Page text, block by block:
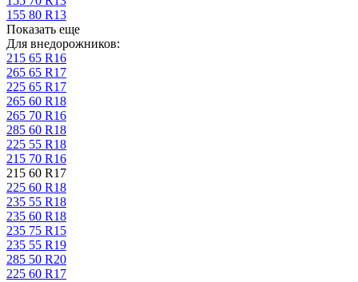
155 80 R13
Показать еще
Для внедорожников:
215 65 R16
265 65 R17
225 65 R17
265 60 R18
265 70 R16
285 60 R18
225 55 R18
215 70 R16
215 60 R17
225 60 R18
235 55 R18
235 60 R18
235 75 R15
235 55 R19
285 50 R20
225 60 R17